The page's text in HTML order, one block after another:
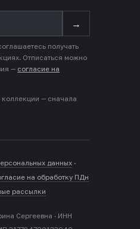
→
получать
Отписаться можно
— согласие на
коллекции — сначала
данных ·
на обработку ПДн
рассылки
Сергеевна · ИНН